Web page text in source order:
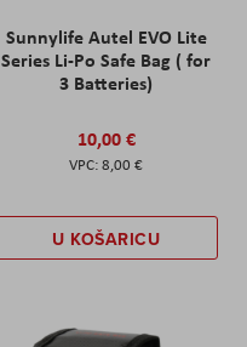
Sunnylife Autel EVO Lite
Series Li-Po Safe Bag ( for
3 Batteries)
10,00 €
8,00 €
U KOŠARICU